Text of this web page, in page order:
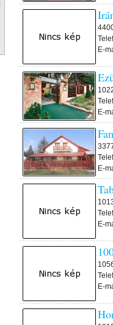
E-
E-
E-
E-
E-